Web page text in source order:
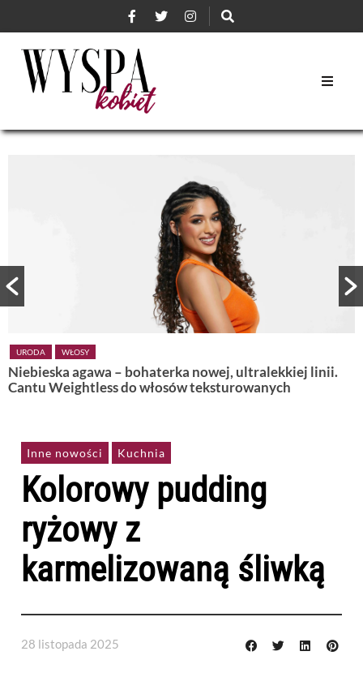
URODA WŁOSY
Niebieska agawa – bohaterka nowej, ultralekkiej linii.
Cantu Weightless do włosów teksturowanych
Inne nowości Kuchnia
Kolorowy pudding
ryżowy z
karmelizowaną śliwką
28 listopada 2025